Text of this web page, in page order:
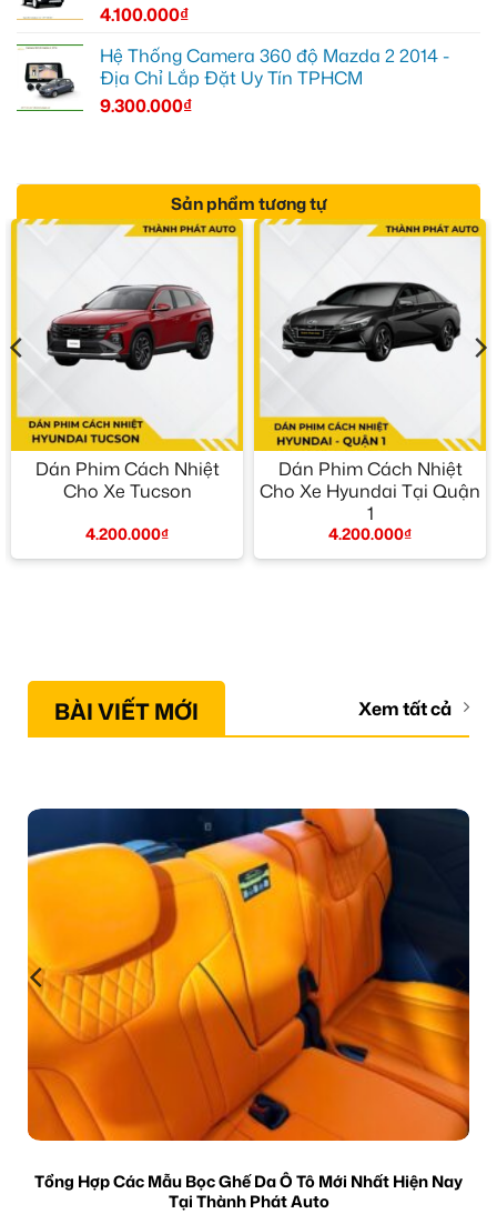
4.100.000₫
Hệ Thống Camera 360 độ Mazda 2 2014 -
Địa Chỉ Lắp Đặt Uy Tín TPHCM
9.300.000₫
Sản phẩm tương tự
Dán Phim Cách Nhiệt
Cho Xe Tucson
4.200.000₫
Dán Phim Cách Nhiệt
Cho Xe Hyundai Tại Quận
1
4.200.000₫
BÀI VIẾT MỚI Xem tất cả
Tổng Hợp Các Mẫu Bọc Ghế Da Ô Tô Mới Nhất Hiện Nay
Tại Thành Phát Auto